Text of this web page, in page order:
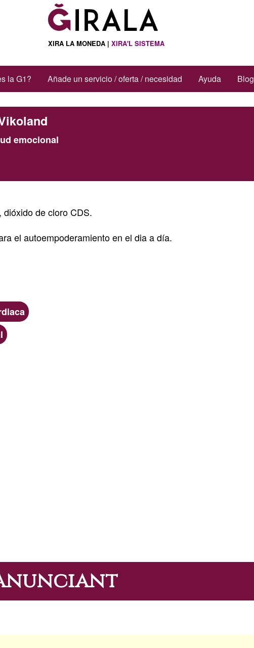
XIRA LA MONEDA | XIRA'L SISTEMA
la G1? Añade un servicio / oferta / necesidad Ayuda Blog
emocional
, dióxido de cloro CDS.
el autoempoderamiento en el dia a día.